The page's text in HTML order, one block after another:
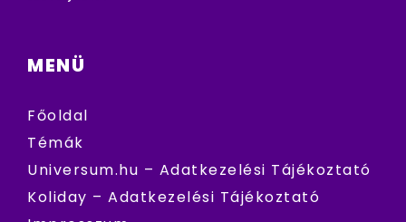
MENÜ
Főoldal
Témák
Universum.hu – Adatkezelési Tájékoztató
Koliday – Adatkezelési Tájékoztató